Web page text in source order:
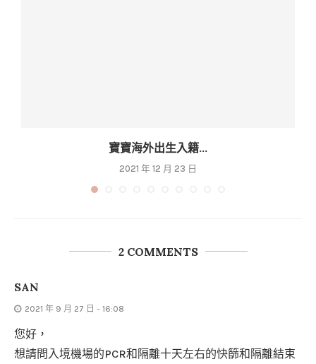
寶寶海外出生入籍...
2021 年 12 月 23 日
2 COMMENTS
SAN
2021 年 9 月 27 日 - 16:08
您好，
想請問入境機場的PCR和隔離十天左右的快篩和隔離結束